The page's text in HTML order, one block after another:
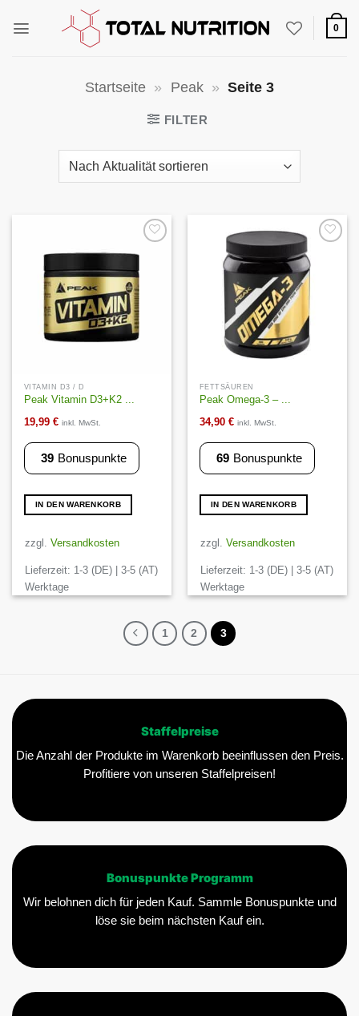
Inhalt
0
Startseite » Peak » Seite 3
FILTER
Auf die
VITAMIN D3 / D
Peak Vitamin D3+K2 ...
19,99 € inkl. MwSt.
39 Bonuspunkte
IN DEN WARENKORB
zzgl. Versandkosten
Lieferzeit: 1-3 (DE) | 3-5 (AT)
Werktage
Auf die
Wunschliste
FETTSÄUREN
Peak Omega-3 – ...
34,90 € inkl. MwSt.
69 Bonuspunkte
IN DEN WARENKORB
zzgl. Versandkosten
Lieferzeit: 1-3 (DE) | 3-5 (AT)
Werktage
1 2 3
Staffelpreise
Die Anzahl der Produkte im Warenkorb beeinflussen den Preis.
Profitiere von unseren Staffelpreisen!
Bonuspunkte Programm
Wir belohnen dich für jeden Kauf. Sammle Bonuspunkte und
löse sie beim nächsten Kauf ein.